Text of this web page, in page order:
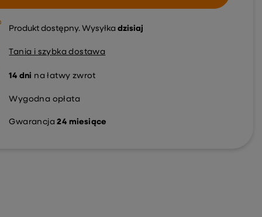
Produkt dostępny Wysyłkadzisiaj
Tania i szybka dostawa
14 dni na łatwy zwrot
Wygodna opłata
Gwarancja 24 miesiące